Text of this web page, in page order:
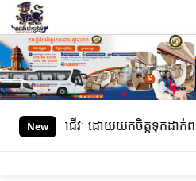
S
k
i
p
New
ាជីវៈ ដោយយកចិត្តទុកដាក់ពន្យល់ពីស្ថា